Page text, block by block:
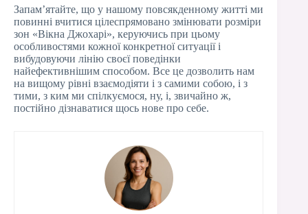
Запам’ятайте, що у нашому повсякденному житті ми
повинні вчитися цілеспрямовано змінювати розміри
зон «Вікна Джохарі», керуючись при цьому
особливостями кожної конкретної ситуації і
вибудовуючи лінію своєї поведінки
найефективнішим способом. Все це дозволить нам
на вищому рівні взаємодіяти і з самими собою, і з
тими, з ким ми спілкуємося, ну, і, звичайно ж,
постійно дізнаватися щось нове про себе.